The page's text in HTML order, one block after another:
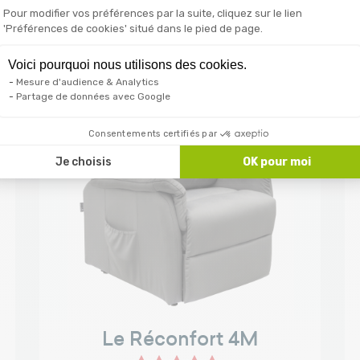
Nubuck
Nubuck Gris - Velours R+ - Réconfort
Gris clair - Velours R+
Marron - Cuir - Réconfort
Noir - Cuir - Réconfort
Le Réconfort 4M
Pour modifier vos préférences par la suite, cliquez sur le lien
'Préférences de cookies' situé dans le pied de page.
Voici pourquoi nous utilisons des cookies.
Mesure d'audience & Analytics
Partage de données avec Google
Consentements certifiés par
Je choisis OK pour moi